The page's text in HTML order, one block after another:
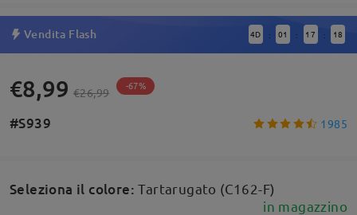
Vendita Flash 4D : 01 : 17 : 18
€8,99 €26,99 -67%
#S939 1985
Seleziona il colore:Tartarugato (C162-F)
in magazzino